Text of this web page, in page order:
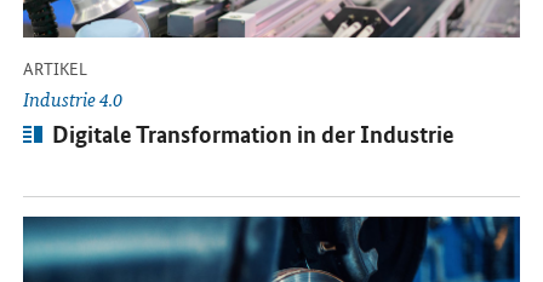
ARTIKEL
Industrie 4.0
Artikel:
Digitale Transformation in der Industrie
Öffnet Einzelsicht